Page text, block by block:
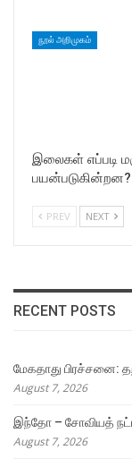
நூல் அறிமுகம்
இலைகள் எப்படி
பயன்படுகின்றன?
PREV NEXT
RECENT POSTS
மேகதாது
August 7, 2026
இந்தோ – சோவியத்
August 7, 2026